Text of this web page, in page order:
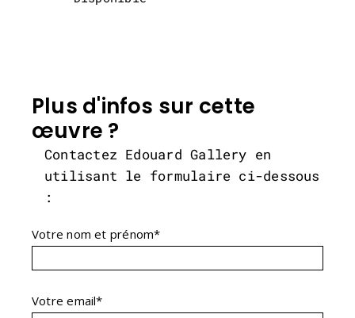
Plus d'infos sur cette
œuvre ?
Contactez Edouard Gallery en
utilisant le formulaire ci-dessous
:
Votre nom et prénom*
Votre email*